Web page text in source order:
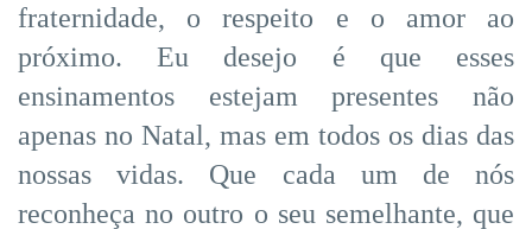
fraternidade, o respeito e o amor ao
próximo. Eu desejo é que esses
ensinamentos estejam presentes não
apenas no Natal, mas em todos os dias das
nossas vidas. Que cada um de nós
reconheça no outro o seu semelhante, que